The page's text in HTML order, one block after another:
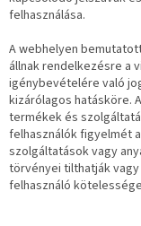
felhasználása.
A webhelyen
állnak rendelkezésre a
igénybevételére való
kizárólagos hatásköre.
termékek és
felhasználók figyelmét
szolgáltatások vagy
törvényei tilthatják
felhasználó